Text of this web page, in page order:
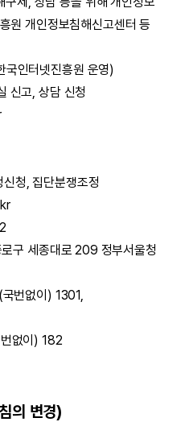
원 개인정보침해신고센터 등
국인터넷진흥원 운영)
신고, 상담 신청
청, 집단분쟁조정
구 세종대로 209 정부서울청
번없이) 1301,
없이) 182
의 변경)